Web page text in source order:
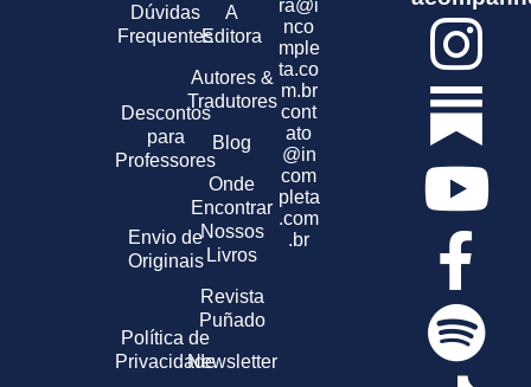
Dúvidas
Frequentes
Descontos
para
Professores
Envio de
Originais
Política de
Privacidade
A
Editora
Autores &
Tradutores
Blog
Onde
Encontrar
Nossos
Livros
Revista
Puñado
Newsletter
ra@i
nco
mple
ta.co
m.br
cont
ato
@in
com
pleta
.com
.br